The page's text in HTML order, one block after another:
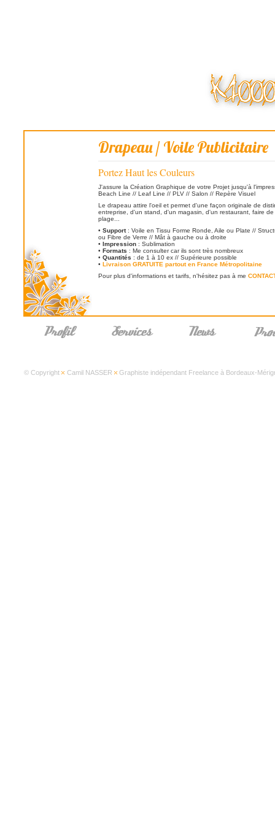
Drapeau / Voile Publicitaire
Portez Haut les Couleurs
J'assure la Création Graphique de votre Projet jusqu'à
Beach Line // Leaf Line // PLV // Salon // Repère Visuel
Le drapeau attire l'oeil et permet d'une façon originale de
entreprise, d'un stand, d'un magasin, d'un restaurant, faire
plage...
• Support: Voile en Tissu Forme Ronde, Aile ou Plate //
ou Fibre de Verre // Mât à gauche ou à droite
• Impression : Sublimation
• Formats : Me consulter car ils sont très nombreux
• Quantités : de 1 à 10 ex // Supérieure possible
• Livraison GRATUITE partout en France Métropolitaine
Pour plus d'informations et tarifs, n'hésitez pas à me
© Copyright Camil NASSER Graphiste indépendant Freelance à Bordeaux-